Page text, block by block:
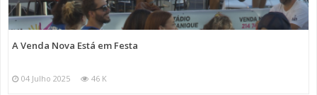
A Venda Nova Está em Festa
04 Julho 2025 46 K